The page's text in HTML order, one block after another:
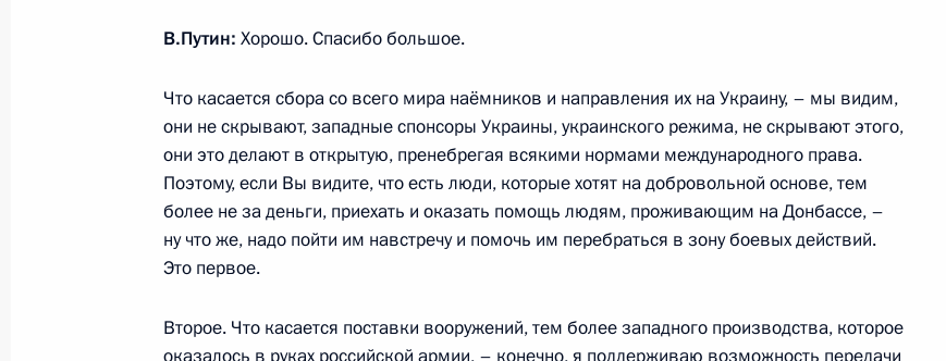
8 февраля 2022 года, вторник
Заседание Совета по науке и образованию
8 февраля 2022 года, 18:10 Московская область, Ново-Огарёво
5
Совещание с постоянными членами Совета Безопасности
2
В.Путин: Хорошо. Спасибо большое.
Что касается сбора со всего мира наёмников и направления их на Украину, – мы видим,
они не скрывают, западные спонсоры Украины, украинского режима, не скрывают этого,
они это делают в открытую, пренебрегая всякими нормами международного права.
Поэтому, если Вы видите, что есть люди, которые хотят на добровольной основе, тем
более не за деньги, приехать и оказать помощь людям, проживающим на Донбассе, –
ну что же, надо пойти им навстречу и помочь им перебраться в зону боевых действий.
Это первое.
Второе. Что касается поставки вооружений, тем более западного производства, которое
оказалось в руках российской армии, – конечно, я поддерживаю возможность передачи